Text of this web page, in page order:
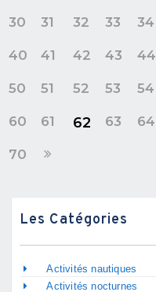
30 31 32 33 34
40 41 42 43 44
50 51 52 53 54
60 61 62 63 64
70
Les Catégories
Activités nautiques
Activités nocturnes